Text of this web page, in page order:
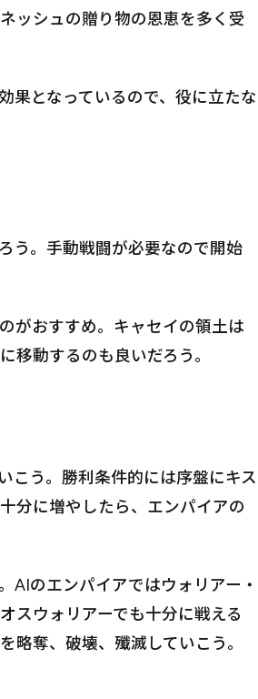
ッシュの贈り物の恩恵を多く受
果となっているので、役に立たな
う。手動戦闘が必要なので開始
がおすすめ。キャセイの領土は
移動するのも良いだろう。
こう。勝利条件的には序盤にキス
分に増やしたら、エンパイアの
AIのエンパイアではウォリアー・
スウォリアーでも十分に戦える
略奪、破壊、殲滅していこう。